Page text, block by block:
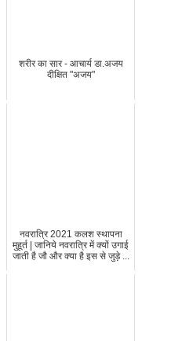
शरीर का सार - आचार्य डा.अजय
दीक्षित "अजय"
नवरात्रि 2021 कलश स्थापना
मुहूर्त | जानिये नवरात्रि में क्यों उगाई
जाती है जौ और क्या है इस से जुड़े ...